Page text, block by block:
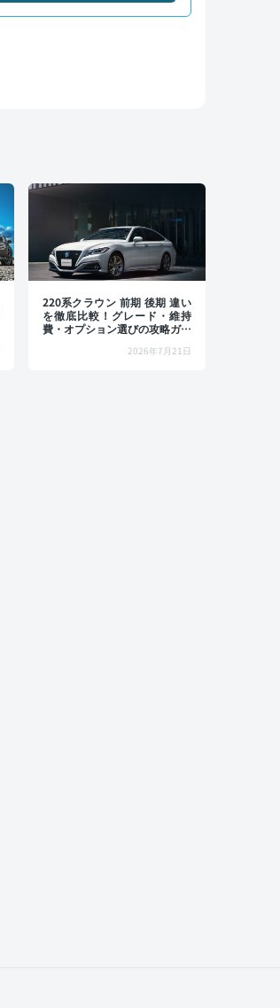
220系クラウン 前期 後期 違い
を徹底比較！グレード・維持
費・オプション選びの攻略ガイ
2026年7月21日